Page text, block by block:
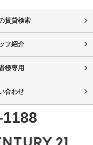
賃貸検索
フ紹介
様専用
合わせ